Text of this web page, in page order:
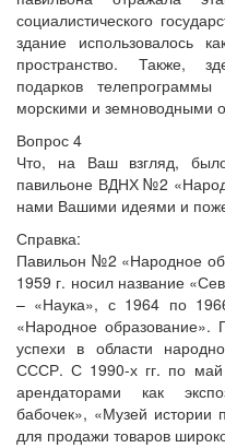
социалистического
здание использовалось
пространство. Также,
подарков
морскими и земноводными
Вопрос 4
Что, на Ваш взгляд,
павильоне ВДНХ №2
нами Вашими идеями и
Справка:
Павильон №2 «Народное
1959 г. носил название
– «Наука», с 1964 по
«Народное образование».
успехи в области
СССР. С 1990-х гг. по май
арендаторами как
бабочек», «Музей истории
для продажи товаров